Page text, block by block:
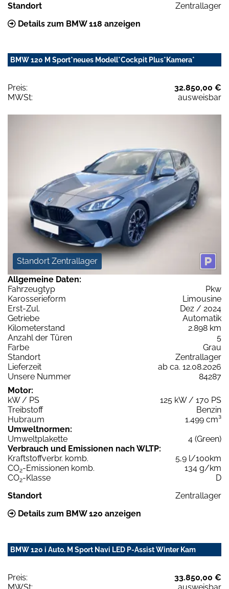
Standort
Zentrallager
Details zum BMW 118 anzeigen
BMW 120 M Sport*neues Modell*Cockpit Plus*Kamera*
Preis:
32.850,00 €
MWSt:
ausweisbar
Standort Zentrallager
Allgemeine Daten:
Fahrzeugtyp
Pkw
Karosserieform
Limousine
Erst-Zul.
Dez / 2024
Getriebe
Automatik
Kilometerstand
2.898 km
Anzahl der Türen
5
Farbe
Grau
Standort
Zentrallager
Lieferzeit
ab ca. 12.08.2026
Unsere Nummer
84287
Motor:
kW / PS
125 kW / 170 PS
Treibstoff
Benzin
Hubraum
1.499 cm³
Umweltnormen:
Umweltplakette
4 (Green)
Verbrauch und Emissionen nach WLTP:
Kraftstoffverbr. komb.
5,9 l/100km
CO2-Emissionen komb.
134 g/km
CO2-Klasse
D
Standort
Zentrallager
Details zum BMW 120 anzeigen
BMW 120 i Auto. M Sport Navi LED P-Assist Winter Kam
Preis:
33.850,00 €